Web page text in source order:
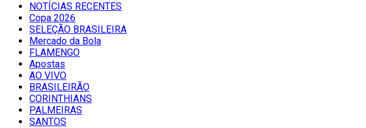
NOTÍCIAS RECENTES
Copa 2026
SELEÇÃO BRASILEIRA
Mercado da Bola
FLAMENGO
Apostas
AO VIVO
BRASILEIRÃO
CORINTHIANS
PALMEIRAS
SANTOS